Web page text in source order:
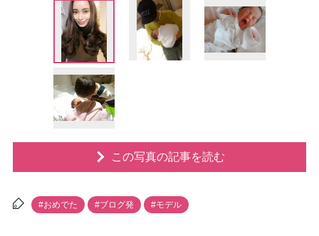
この写真の記事を読む
#おめでた #ブログ発 #モデル